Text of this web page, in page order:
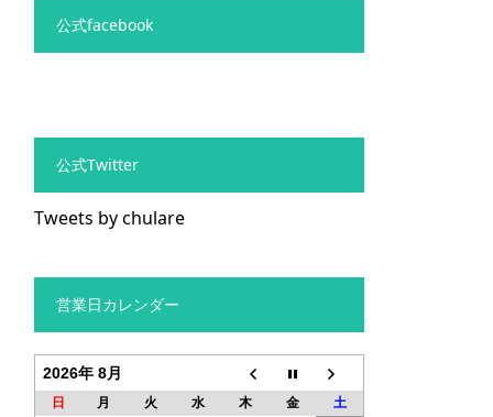
公式facebook
公式Twitter
Tweets by chulare
営業日カレンダー
2026年 8月
日 月 火 水 木 金 土